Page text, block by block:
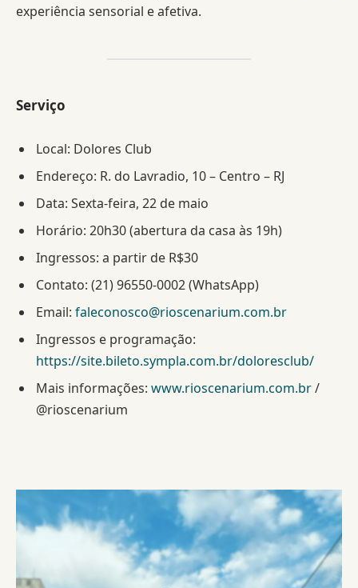
experiência sensorial e afetiva.
Serviço
Local: Dolores Club
Endereço: R. do Lavradio, 10 – Centro – RJ
Data: Sexta-feira, 22 de maio
Horário: 20h30 (abertura da casa às 19h)
Ingressos: a partir de R$30
Contato: (21) 96550-0002 (WhatsApp)
Email: faleconosco@rioscenarium.com.br
Ingressos e programação:
https://site.bileto.sympla.com.br/doloresclub/
Mais informações: www.rioscenarium.com.br/
@rioscenarium